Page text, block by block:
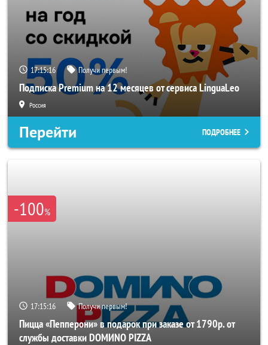
17:15:14 Получи первым!
Подписка Premium на 12 месяцев от сервиса LinguaLeo
Россия
Перейти ПОДРОБНЕЕ
-100%
17:15:14 Получи первым!
Пицца «Пепперони» в подарок при заказе от 1790р. от
службы доставки DOMИNO PIZZA